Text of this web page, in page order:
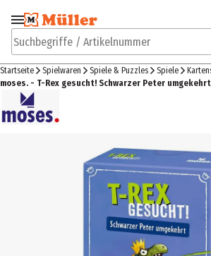
Zur Navigation
springen
Zum
Suchbegriffe / Artikelnummer
Startseite Spielwaren Spiele & Puzzles Spiele
moses. - T-Rex gesucht! Schwarzer Peter umgekehrt